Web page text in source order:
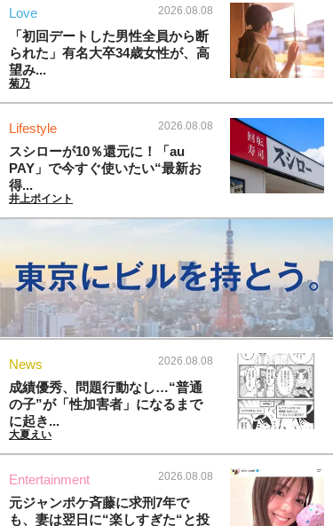
Love 2026.08.08
「初回デートした男性全員から断
られた」有名大卒34歳女性が、高
望み...
菊乃
Lifestyle 2026.08.08
スシローが10％還元に！「au
PAY」で今すぐ使いたい“最新お
得...
井上ポイント
News 2026.08.08
成績優秀、問題行動なし…“普通
の子”が「性加害者」になるまで
に起き...
大夏えい
Entertainment 2026.08.08
元ジャンポケ斉藤に求刑7年で
も、妻は翌日に“楽しすぎた“と投